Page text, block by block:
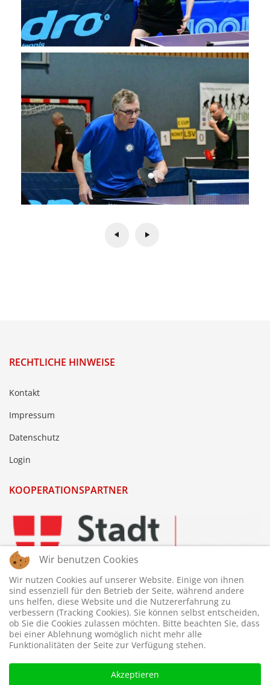
RECHTLICHE HINWEISE
Kontakt
Impressum
Datenschutz
Login
KOOPERATIONSPARTNER
Wir benutzen Cookies
Wir nutzen Cookies auf unserer Website. Einige von ihnen
sind essenziell für den Betrieb der Seite, während andere
uns helfen, diese Website und die Nutzererfahrung zu
verbessern (Tracking Cookies). Sie können selbst entscheiden,
ob Sie die Cookies zulassen möchten. Bitte beachten Sie, dass
bei einer Ablehnung womöglich nicht mehr alle
Funktionalitäten der Seite zur Verfügung stehen.
Akzeptieren